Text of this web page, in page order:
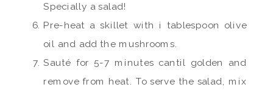
Specially a salad!
Pre-heat a skillet with i tablespoon olive
oil and add the mushrooms.
Sauté for 5-7 minutes cantil golden and
remove from heat. To serve the salad, mix